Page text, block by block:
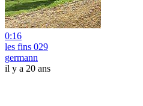
0:16
les fins 029
germann
il y a 20 ans